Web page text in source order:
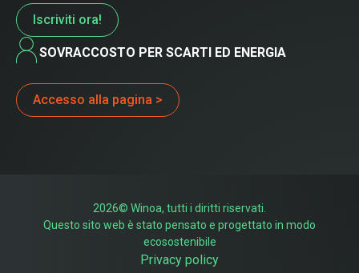
Iscriviti ora!
SOVRACCOSTO PER SCARTI ED ENERGIA
Accesso alla pagina >
2026© Winoa, tutti i diritti riservati.
Questo sito web è stato pensato e progettato in modo
ecosostenibile
Privacy policy